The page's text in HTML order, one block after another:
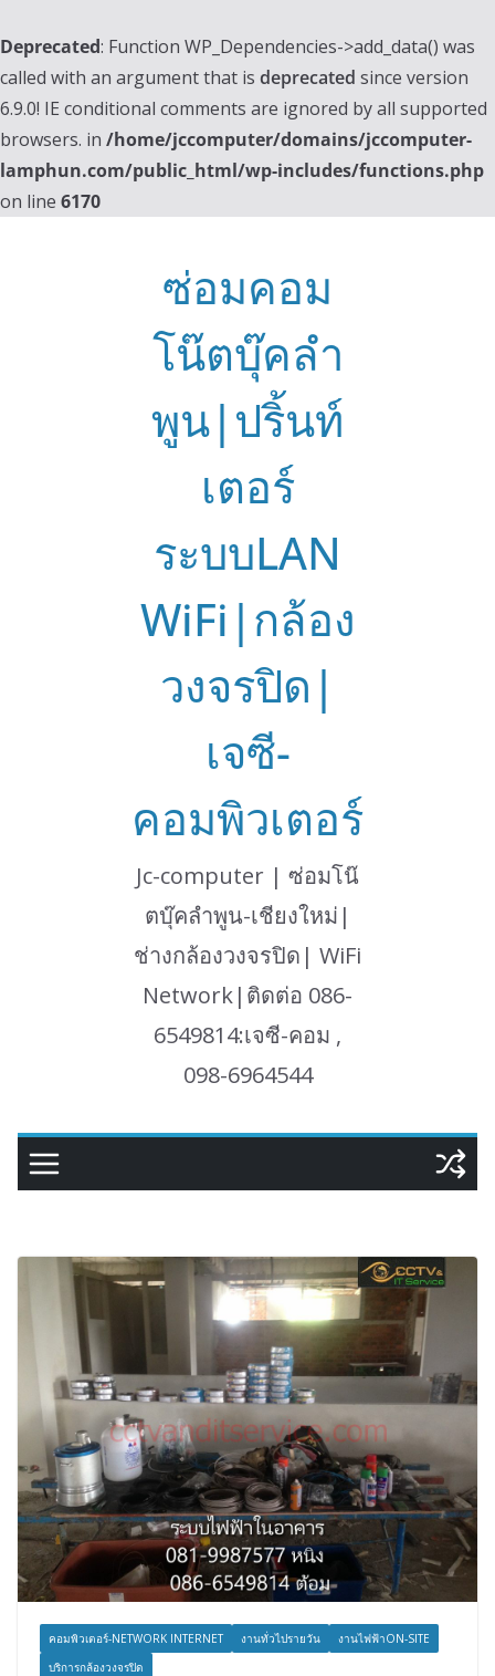
Deprecated: Function WP_Dependencies->add_data() was
called with an argument that is deprecated since version
6.9.0! IE conditional comments are ignored by all supported
browsers. in /home/jccomputer/domains/jccomputer-
lamphun.com/public_html/wp-includes/functions.php
on line 6170
ซ่อมคอม
โน๊ตบุ๊คลำ
พูน|ปริ้นท์
เตอร์
ระบบLAN
WiFi|กล้อง
วงจรปิด|
เจซี-
คอมพิวเตอร์
Jc-computer | ซ่อมโน๊
ตบุ๊คลำพูน-เชียงใหม่|
ช่างกล้องวงจรปิด| WiFi
Network|ติดต่อ 086-
6549814:เจซี-คอม ,
098-6964544
คอมพิวเตอร์-NETWORK INTERNET งานทั่วไปรายวัน
งานไฟฟ้าON-SITE
บริการกล้องวงจรปิด